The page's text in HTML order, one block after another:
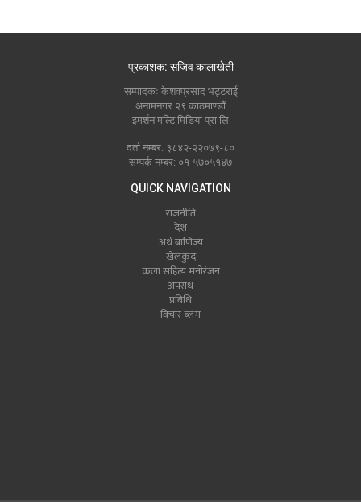
प्रकाशक: सजिव कालाखेती
सम्पादकः केशवप्रसाद भट्टराई
अनामनगर २९ काठमाण्डौं
इमर्शन मल्टि मिडिया प्रा लि
दर्ता नम्बर: ३८४२-२२०७९-८०
सम्पर्क नम्बर: ०१-५७०५१४७
QUICK NAVIGATION
राजनीति
देश
अर्थ बाणिज्य
खेलकुद
कला सहित्य मनोरंजन
अपराध
प्रबिधि
विचार ब्लग